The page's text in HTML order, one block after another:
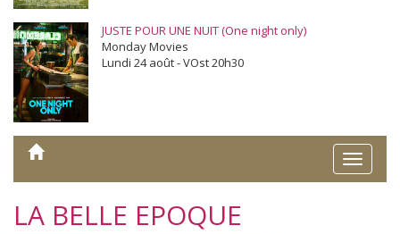
JUSTE POUR UNE NUIT (One night only)
Monday Movies
Lundi 24 août - VOst 20h30
Toggle
LA BELLE EPOQUE